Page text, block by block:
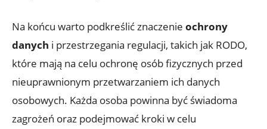
Na ​końcu ‌warto podkreślić znaczenie ochrony
danych i przestrzegania regulacji, takich jak ‍RODO,
które​ mają na celu ochronę osób fizycznych przed
nieuprawnionym przetwarzaniem ich danych
osobowych. Każda osoba powinna być świadoma
zagrożeń oraz podejmować kroki w celu⁣